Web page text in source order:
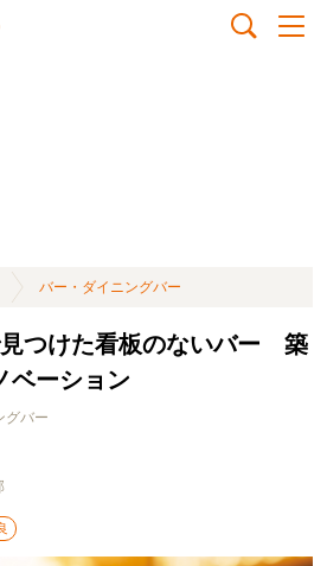
バー・ダイニングバー
つけた看板のないバー 築
ベーション
グバー